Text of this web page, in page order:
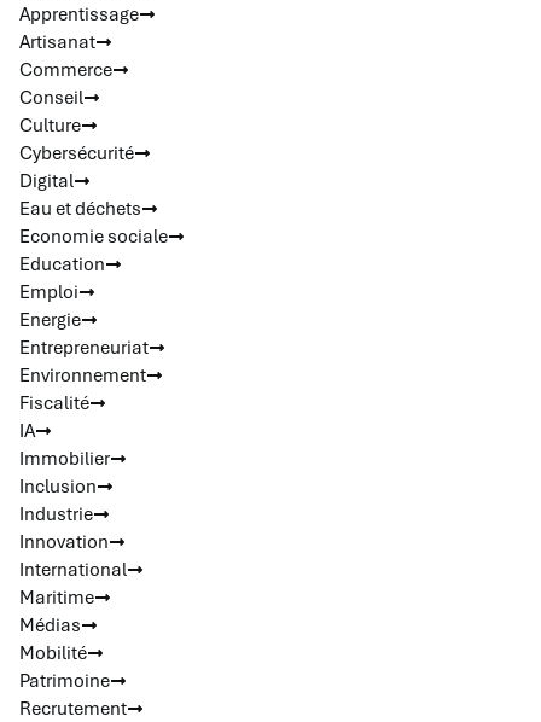
Apprentissage
Artisanat
Commerce
Conseil
Culture
Cybersécurité
Digital
Eau et déchets
Economie sociale
Education
Emploi
Energie
Entrepreneuriat
Environnement
Fiscalité
IA
Immobilier
Inclusion
Industrie
Innovation
International
Maritime
Médias
Mobilité
Patrimoine
Recrutement